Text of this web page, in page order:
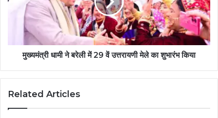
मुख्यमंत्री धामी ने बरेली में 29 वें उत्तरायणी मेले का शुभारंभ किया
Related Articles